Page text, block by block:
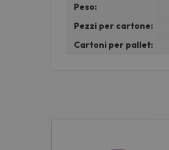
Peso:
Pezzi per cartone:
Cartoni per pallet: